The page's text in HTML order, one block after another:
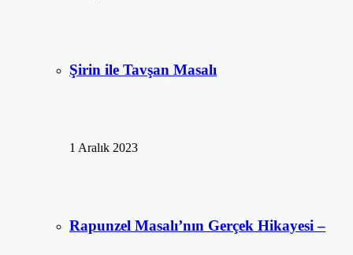
Şirin ile Tavşan Masalı
1 Aralık 2023
Rapunzel Masalı’nın Gerçek Hikayesi –